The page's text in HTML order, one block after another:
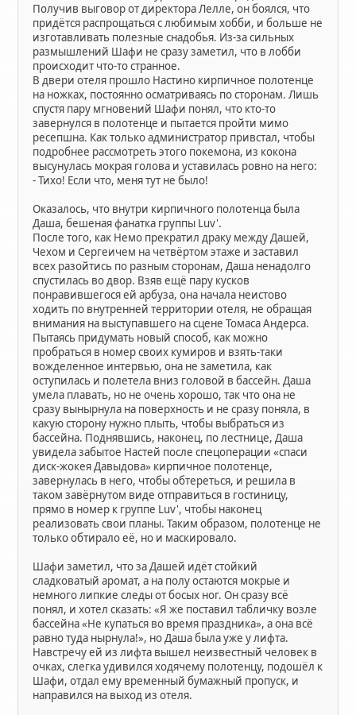
Получив выговор от директора Лелле, он боялся, что
придётся распрощаться с любимым хобби, и больше не
изготавливать полезные снадобья. Из-за сильных
размышлений Шафи не сразу заметил, что в лобби
происходит что-то странное.
В двери отеля прошло Настино кирпичное полотенце
на ножках, постоянно осматриваясь по сторонам. Лишь
спустя пару мгновений Шафи понял, что кто-то
завернулся в полотенце и пытается пройти мимо
ресепшна. Как только администратор привстал, чтобы
подробнее рассмотреть этого покемона, из кокона
высунулась мокрая голова и уставилась ровно на него:
- Тихо! Если что, меня тут не было!
Оказалось, что внутри кирпичного полотенца была
Даша, бешеная фанатка группы Luv'.
После того, как Немо прекратил драку между Дашей,
Чехом и Сергеичем на четвёртом этаже и заставил
всех разойтись по разным сторонам, Даша ненадолго
спустилась во двор. Взяв ещё пару кусков
понравившегося ей арбуза, она начала неистово
ходить по внутренней территории отеля, не обращая
внимания на выступавшего на сцене Томаса Андерса.
Пытаясь придумать новый способ, как можно
пробраться в номер своих кумиров и взять-таки
вожделенное интервью, она не заметила, как
оступилась и полетела вниз головой в бассейн. Даша
умела плавать, но не очень хорошо, так что она не
сразу вынырнула на поверхность и не сразу поняла, в
какую сторону нужно плыть, чтобы выбраться из
бассейна. Поднявшись, наконец, по лестнице, Даша
увидела забытое Настей после спецоперации «спаси
диск-жокея Давыдова» кирпичное полотенце,
завернулась в него, чтобы обтереться, и решила в
таком завёрнутом виде отправиться в гостиницу,
прямо в номер к группе Luv', чтобы наконец
реализовать свои планы. Таким образом, полотенце не
только обтирало её, но и маскировало.
Шафи заметил, что за Дашей идёт стойкий
сладковатый аромат, а на полу остаются мокрые и
немного липкие следы от босых ног. Он сразу всё
понял, и хотел сказать: «Я же поставил табличку возле
бассейна «Не купаться во время праздника», а она всё
равно туда нырнула!», но Даша была уже у лифта.
Навстречу ей из лифта вышел неизвестный человек в
очках, слегка удивился ходячему полотенцу, подошёл к
Шафи, отдал ему временный бумажный пропуск, и
направился на выход из отеля.